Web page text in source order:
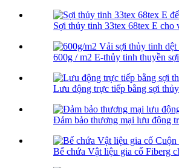
Sợi thủy tinh 33tex 68tex E cho
600g / m2 E-thủy tinh thuyền
Lưu động trực tiếp bằng sợi
Đảm bảo thương mại lưu động
Bể chứa Vật liệu gia cố Fiberg